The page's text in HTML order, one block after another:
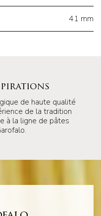
41 mm
de haute qualité
de la tradition
à la ligne de pâtes